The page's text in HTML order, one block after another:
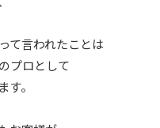
て言われたことは
プロとして
す。